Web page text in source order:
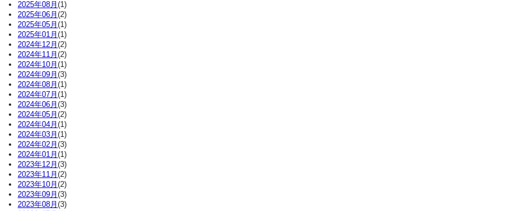
2025年08月(1)
2025年06月(2)
2025年05月(1)
2025年01月(1)
2024年12月(2)
2024年11月(2)
2024年10月(1)
2024年09月(3)
2024年08月(1)
2024年07月(1)
2024年06月(3)
2024年05月(2)
2024年04月(1)
2024年03月(1)
2024年02月(3)
2024年01月(1)
2023年12月(3)
2023年11月(2)
2023年10月(2)
2023年09月(3)
2023年08月(3)